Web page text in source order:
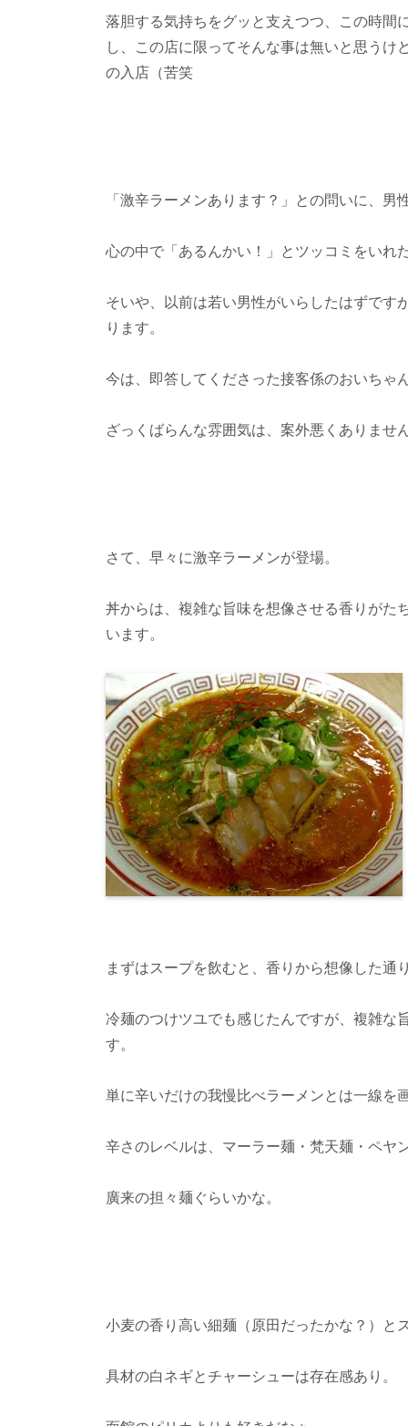
落胆する気持ちをグッと支えつつ、この時間
し、この店に限ってそんな事は無いと思うけ
の入店（苦笑
「激辛ラーメンあります？」との問いに、男
心の中で「あるんかい！」とツッコミをいれ
そいや、以前は若い男性がいらしたはずです
ります。
今は、即答してくださった接客係のおいちゃ
ざっくばらんな雰囲気は、案外悪くありませ
さて、早々に激辛ラーメンが登場。
丼からは、複雑な旨味を想像させる香りがた
います。
まずはスープを飲むと、香りから想像した通
冷麺のつけツユでも感じたんですが、複雑な
す。
単に辛いだけの我慢比べラーメンとは一線を
辛さのレベルは、マーラー麺・梵天麺・ペヤ
廣来の担々麺ぐらいかな。
小麦の香り高い細麺（原田だったかな？）と
具材の白ネギとチャーシューは存在感あり。